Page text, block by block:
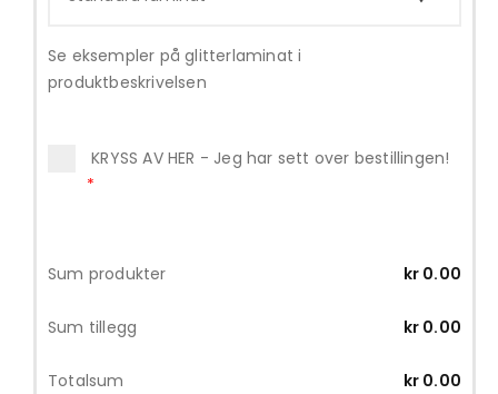
Se eksempler på glitterlaminat i
produktbeskrivelsen
KRYSS AV HER - Jeg har sett over bestillingen!
*
Sum produkter kr 0.00
Sum tillegg kr 0.00
Totalsum kr 0.00